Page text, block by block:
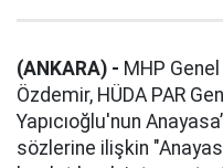
(ANKARA) - MHP
Özdemir, HÜDA PAR
Yapıcıoğlu'nun
sözlerine ilişkin